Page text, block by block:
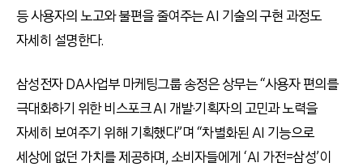
등 사용자의 노고와 불편을 줄여주는 AI 기술의 구현 과정도
자세히 설명한다.
삼성전자 DA사업부 마케팅그룹 송정은 상무는 “사용자 편의를
극대화하기 위한 비스포크 AI 개발·기획자의 고민과 노력을
자세히 보여주기 위해 기획했다”며 “차별화된 AI 기능으로
세상에 없던 가치를 제공하며, 소비자들에게 ‘AI 가전=삼성’이